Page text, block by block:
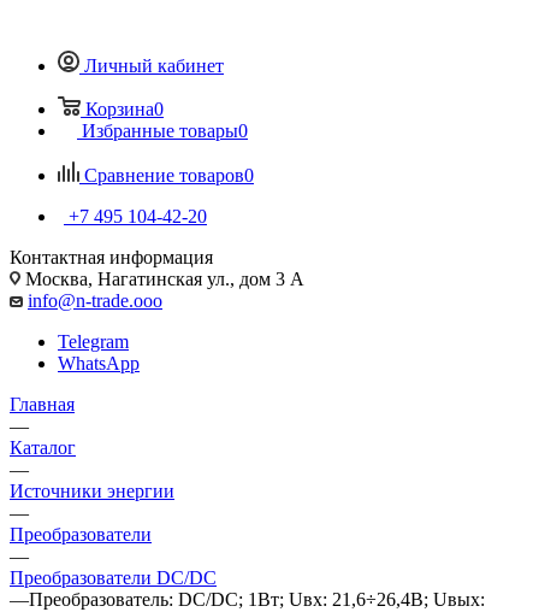
Личный кабинет
Корзина0
Избранные товары0
Сравнение товаров0
+7 495 104-42-20
Контактная информация
Москва, Нагатинская ул., дом 3 А
info@n-trade.ooo
Telegram
WhatsApp
Главная
—
Каталог
—
Источники энергии
—
Преобразователи
—
Преобразователи DC/DC
—Преобразователь: DC/DC; 1Вт; Uвх: 21,6÷26,4В; Uвых: